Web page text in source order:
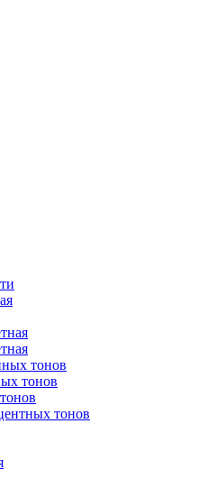
тонов
тонов
тонов